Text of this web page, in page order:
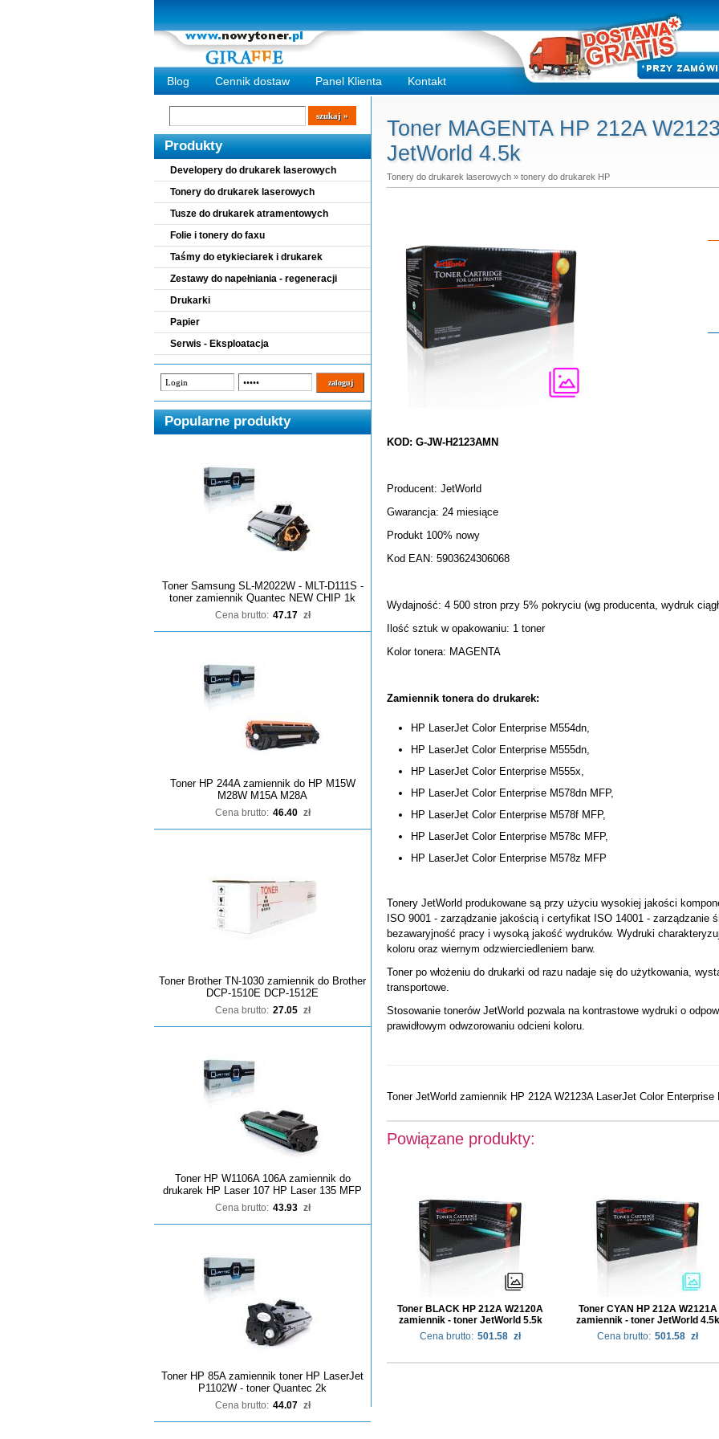
Blog Cennik dostaw Panel Klienta Kontakt
Wyszukiwarka
szukaj
Produkty
Developery do drukarek laserowych
Tonery do drukarek laserowych
Tusze do drukarek atramentowych
Folie i tonery do faxu
Taśmy do etykieciarek i drukarek
Zestawy do napełniania - regeneracji
Drukarki
Papier
Serwis - Eksploatacja
Popularne produkty
Toner Samsung SL-M2022W - MLT-D111S -
toner zamiennik Quantec NEW CHIP 1k
Cena brutto: 47.17 zł
Toner HP 244A zamiennik do HP M15W
M28W M15A M28A
Cena brutto: 46.40 zł
Toner Brother TN-1030 zamiennik do Brother
DCP-1510E DCP-1512E
Cena brutto: 27.05 zł
Toner HP W1106A 106A zamiennik do
drukarek HP Laser 107 HP Laser 135 MFP
Cena brutto: 43.93 zł
Toner HP 85A zamiennik toner HP LaserJet
P1102W - toner Quantec 2k
Cena brutto: 44.07 zł
Toner MAGENTA HP 212A
JetWorld 4.5k
Tonery do drukarek laserowych » tonery do drukarek HP
KOD: G-JW-H2123AMN
Producent: JetWorld
Gwarancja: 24 miesiące
Produkt 100% nowy
Kod EAN: 5903624306068
Wydajność: 4 500 stron przy 5% pokryciu (wg producenta, wydruk
Ilość sztuk w opakowaniu: 1 toner
Kolor tonera: MAGENTA
Zamiennik tonera do drukarek:
HP LaserJet Color Enterprise M554dn,
HP LaserJet Color Enterprise M555dn,
HP LaserJet Color Enterprise M555x,
HP LaserJet Color Enterprise M578dn MFP,
HP LaserJet Color Enterprise M578f MFP,
HP LaserJet Color Enterprise M578c MFP,
HP LaserJet Color Enterprise M578z MFP
Tonery JetWorld produkowane są przy użyciu wysokiej jakości
ISO 9001 - zarządzanie jakością i certyfikat ISO 14001 - zarządzanie
bezawaryjność pracy i wysoką jakość wydruków. Wydruki
koloru oraz wiernym odzwierciedleniem barw.
Toner po włożeniu do drukarki od razu nadaje się do użytkowania,
transportowe.
Stosowanie tonerów JetWorld pozwala na kontrastowe wydruki o
prawidłowym odwzorowaniu odcieni koloru.
Toner JetWorld zamiennik HP 212A W2123A LaserJet Color
Powiązane produkty:
Toner BLACK HP 212A W2120A
zamiennik - toner JetWorld 5.5k
Cena brutto: 501.58 zł
Toner CYAN HP 212A W2121A
zamiennik - toner JetWorld 4.5k
Cena brutto: 501.58 zł